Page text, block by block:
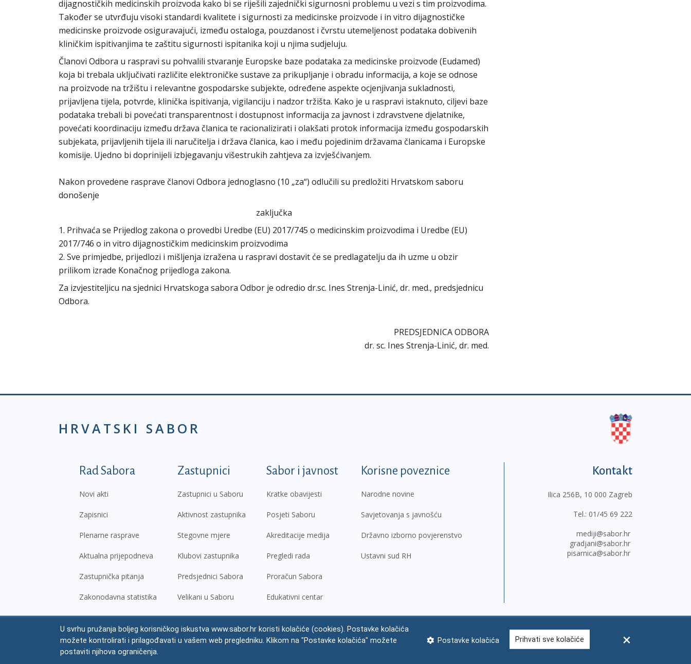
dijagnostičkih medicinskih proizvoda kako bi se riješili zajednički sigurnosni problemu u vezi s tim proizvodima.
Također se utvrđuju visoki standardi kvalitete i sigurnosti za medicinske proizvode i in vitro dijagnostičke
medicinske proizvode osiguravajući, između ostaloga, pouzdanost i čvrstu utemeljenost podataka dobivenih
kliničkim ispitivanjima te zaštitu sigurnosti ispitanika koji u njima sudjeluju.
Članovi Odbora u raspravi su pohvalili stvaranje Europske baze podataka za medicinske proizvode (Eudamed)
koja bi trebala uključivati različite elektroničke sustave za prikupljanje i obradu informacija, a koje se odnose
na proizvode na tržištu i relevantne gospodarske subjekte, određene aspekte ocjenjivanja sukladnosti,
prijavljena tijela, potvrde, klinička ispitivanja, vigilanciju i nadzor tržišta. Kako je u raspravi istaknuto, ciljevi baze
podataka trebali bi povećati transparentnost i dostupnost informacija za javnost i zdravstvene djelatnike,
povećati koordinaciju između država članica te racionalizirati i olakšati protok informacija između gospodarskih
subjekata, prijavljenih tijela ili naručitelja i država članica, kao i među pojedinim državama članicama i Europske
komisije. Ujedno bi doprinijeli izbjegavanju višestrukih zahtjeva za izvješćivanjem.
Nakon provedene rasprave članovi Odbora jednoglasno (10 „za“) odlučili su predložiti Hrvatskom saboru
donošenje
zaključka
1. Prihvaća se Prijedlog zakona o provedbi Uredbe (EU) 2017/745 o medicinskim proizvodima i Uredbe (EU)
2017/746 o in vitro dijagnostičkim medicinskim proizvodima
2. Sve primjedbe, prijedlozi i mišljenja izražena u raspravi dostavit će se predlagatelju da ih uzme u obzir
prilikom izrade Konačnog prijedloga zakona.
Za izvjestiteljicu na sjednici Hrvatskoga sabora Odbor je odredio dr.sc. Ines Strenja-Linić, dr. med., predsjednicu
Odbora.
PREDSJEDNICA ODBORA
dr. sc. Ines Strenja-Linić, dr. med.
HRVATSKI SABOR
Podnožje prvi izbornik
Rad Sabora
Novi akti
Zapisnici
Plenarne rasprave
Aktualna prijepodneva
Zastupnička pitanja
Zakonodavna statistika
Zastupnici
Zastupnici u Saboru
Aktivnost zastupnika
Stegovne mjere
Klubovi zastupnika
Predsjednici Sabora
Velikani u Saboru
Sabor i javnost
Kratke obavijesti
Posjeti Saboru
Akreditacije medija
Pregledi rada
Proračun Sabora
Edukativni centar
Korisne poveznice
Narodne novine
Savjetovanja s javnošću
Državno izborno povjerenstvo
Ustavni sud RH
Kontakt
Ilica 256B, 10 000 Zagreb
Tel.: 01/45 69 222
mediji@sabor.hr
gradjani@sabor.hr
pisarnica@sabor.hr
© Hrvatski sabor, 2026 Pravne napomene Izjava o pristupačnosti Zaštita osobnih podataka Impressum Česta pitanja Kontakti Mapa weba
U svrhu pružanja boljeg korisničkog iskustva www.sabor.hr koristi kolačiće (cookies). Postavke kolačića
možete kontrolirati i prilagođavati u vašem web pregledniku. Klikom na "Postavke kolačića" možete
postaviti njihova ograničenja.
Postavke kolačića Prihvati sve kolačiće